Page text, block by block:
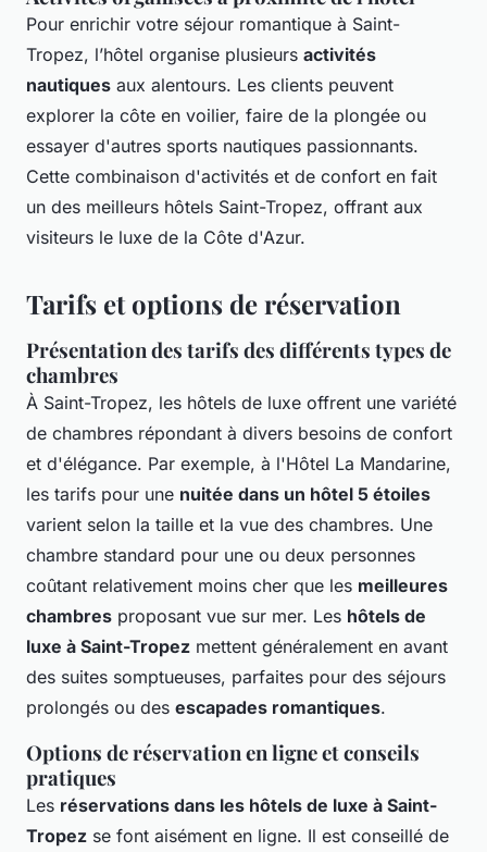
Pour enrichir votre séjour romantique à Saint-
Tropez, l’hôtel organise plusieurs activités
nautiques aux alentours. Les clients peuvent
explorer la côte en voilier, faire de la plongée ou
essayer d'autres sports nautiques passionnants.
Cette combinaison d'activités et de confort en fait
un des meilleurs hôtels Saint-Tropez, offrant aux
visiteurs le luxe de la Côte d'Azur.
Tarifs et options de réservation
Présentation des tarifs des différents types de
chambres
À Saint-Tropez, les hôtels de luxe offrent une variété
de chambres répondant à divers besoins de confort
et d'élégance. Par exemple, à l'Hôtel La Mandarine,
les tarifs pour une nuitée dans un hôtel 5 étoiles
varient selon la taille et la vue des chambres. Une
chambre standard pour une ou deux personnes
coûtant relativement moins cher que les meilleures
chambres proposant vue sur mer. Les hôtels de
luxe à Saint-Tropez mettent généralement en avant
des suites somptueuses, parfaites pour des séjours
prolongés ou des escapades romantiques.
Options de réservation en ligne et conseils
pratiques
Les réservations dans les hôtels de luxe à Saint-
Tropez se font aisément en ligne. Il est conseillé de